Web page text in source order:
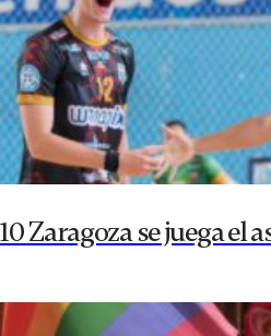
Zaragoza se juega